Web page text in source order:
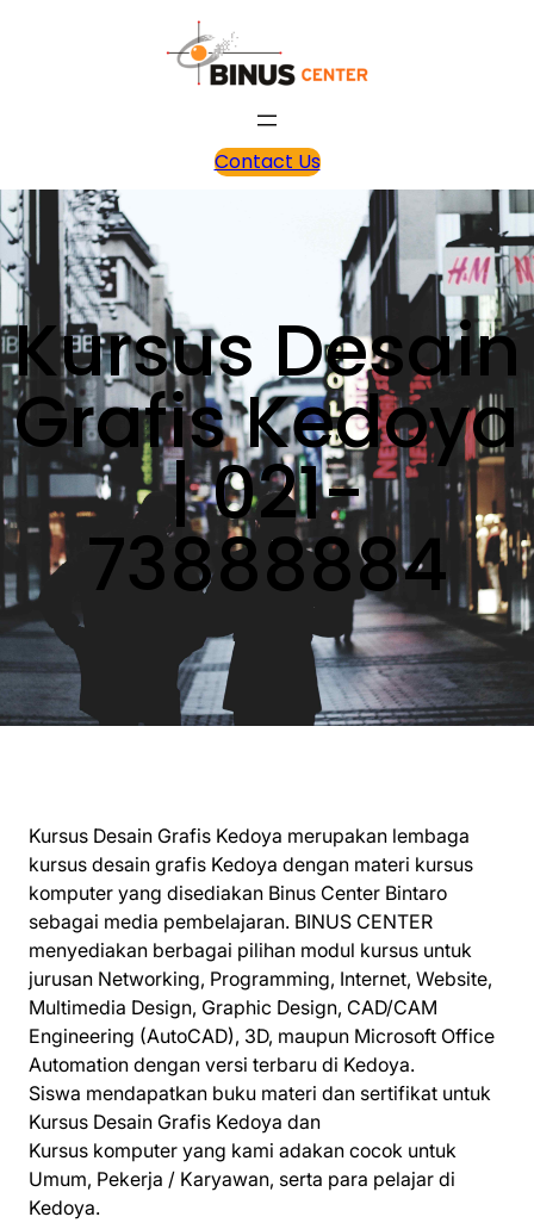
Contact Us
Kursus Desain
Grafis Kedoya
| 021-
73888884
Kursus Desain Grafis Kedoya merupakan lembaga
kursus desain grafis Kedoya dengan materi kursus
komputer yang disediakan Binus Center Bintaro
sebagai media pembelajaran. BINUS CENTER
menyediakan berbagai pilihan modul kursus untuk
jurusan Networking, Programming, Internet, Website,
Multimedia Design, Graphic Design, CAD/CAM
Engineering (AutoCAD), 3D, maupun Microsoft Office
Automation dengan versi terbaru di Kedoya.
Siswa mendapatkan buku materi dan sertifikat untuk
Kursus Desain Grafis Kedoya dan
Kursus komputer yang kami adakan cocok untuk
Umum, Pekerja / Karyawan, serta para pelajar di
Kedoya.